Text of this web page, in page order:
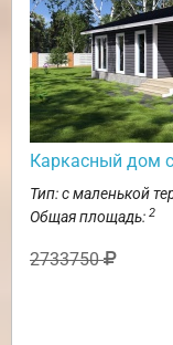
Каркасный дом
Тип: с маленькой
Общая площадь: 2
2733750